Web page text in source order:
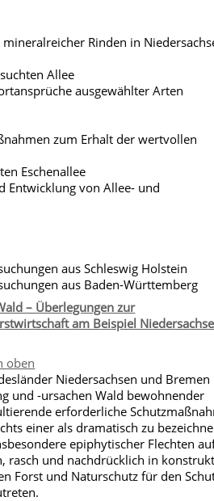
mineralreicher Rinden in
Allee
ausgewählter Arten
zum Erhalt der wertvollen
Eschenallee
Entwicklung von Allee- und
aus Schleswig Holstein
aus Baden-Württemberg
– Überlegungen zur
am Beispiel
oben
Niedersachsen und Bremen
und -ursachen Wald bewohnender
erforderliche
einer als dramatisch zu
epiphytischer Flechten
rasch und nachdrücklich in
Forst und Naturschutz für den